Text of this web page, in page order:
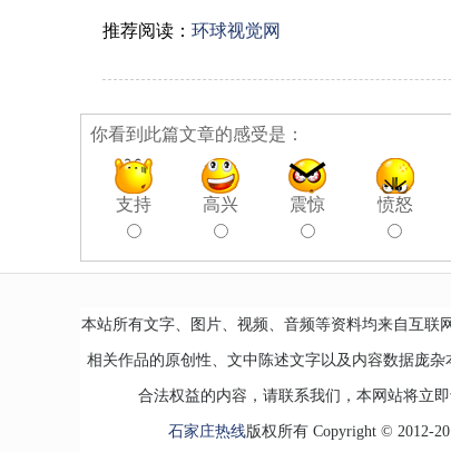
推荐阅读： 环球视觉网
你看到此篇文章的感受是：
支持 高兴 震惊 愤怒
本站所有文字、图片、视频、音频等资料均来自互联
相关作品的原创性、文中陈述文字以及内容数据庞
合法权益的内容，请联系我们，本网站将立即
石家庄热线版权所有 Copyright © 2012-